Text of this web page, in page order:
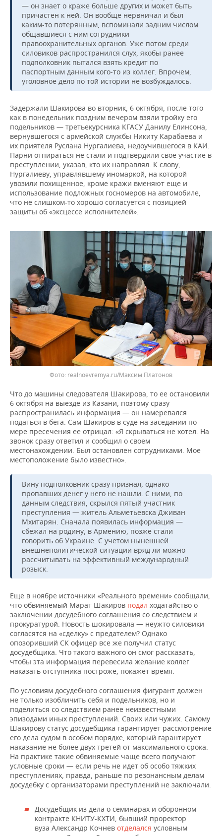
— он знает о краже больше других и может быть
причастен к ней. Он вообще нервничал и был
каким-то потерянным, вспоминали задним числом
общавшиеся с ним сотрудники
правоохранительных органов. Уже потом среди
силовиков распространился слух, якобы ранее
подполковник пытался взять кредит по
паспортным данным кого-то из коллег. Впрочем,
уголовное дело по той истории не возбуждалось.
Задержали Шакирова во вторник, 6 октября, после того
как в понедельник поздним вечером взяли тройку его
подельников — третьекурсника КГАСУ Данилу Елинсона,
вернувшегося с армейской службы Никиту Карабаева и
их приятеля Руслана Нургалиева, недоучившегося в КАИ.
Парни отпираться не стали и подтвердили свое участие в
преступлении, указав, кто их направлял. К слову,
Нургалиеву, управлявшему иномаркой, на которой
увозили похищенное, кроме кражи вменяют еще и
использование подложных госномеров на автомобиле,
что не слишком-то хорошо согласуется с позицией
защиты об «эксцессе исполнителей».
realnoevremya.ru/Максим Платонов
Что до машины следователя Шакирова, то ее остановили
6 октября на выезде из Казани, поэтому сразу
распространилась информация — он намеревался
податься в бега. Сам Шакиров в суде на заседании по
мере пресечения ее отрицал: «Я скрываться не хотел. На
звонок сразу ответил и сообщил о своем
местонахождении. Был остановлен сотрудниками. Мое
местоположение было известно».
Вину подполковник сразу признал, однако
пропавших денег у него не нашли. С ними, по
данным следствия, скрылся пятый участник
преступления — житель Альметьевска Дживан
Мхитарян. Сначала появилась информация —
сбежал на родину, в Армению, позже стали
говорить об Украине. С учетом нынешней
внешнеполитической ситуации вряд ли можно
рассчитывать на эффективный международный
розыск.
Еще в ноябре источники «Реального времени» сообщали,
что обвиняемый Марат Шакиров подал ходатайство о
заключении досудебного соглашения со следствием и
прокуратурой. Новость шокировала — неужто силовики
согласятся на «сделку» с предателем? Однако
опозоривший СК офицер все же получил статус
досудебщика. Что такого важного он смог рассказать,
чтобы эта информация перевесила желание коллег
наказать отступника построже, покажет время.
По условиям досудебного соглашения фигурант должен
не только изобличить себя и подельников, но и
поделиться со следствием ранее неизвестными
эпизодами иных преступлений. Своих или чужих. Самому
Шакирову статус досудебщика гарантирует рассмотрение
его дела судом в особом порядке, который гарантирует
наказание не более двух третей от максимального срока.
На практике такие обвиняемые чаще всего получают
условные сроки — если речь не идет об особо тяжких
преступлениях, правда, раньше по резонансным делам
досудебку с организаторами преступлений не заключали.
Досудебщик из дела о семинарах и оборонном
контракте КНИТУ-КХТИ, бывший проректор
вуза Александр Кочнев отделался условным